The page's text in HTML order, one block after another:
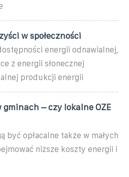
w społeczności
energii odnawialnej,
z energii słonecznej
produkcji energii
– czy lokalne OZE
być opłacalne także w małych
niższe koszty energii i